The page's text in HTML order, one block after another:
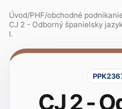
Úvod/PHF/obchodné
CJ 2 - Odborný španielsky
I.
CJ 2 -